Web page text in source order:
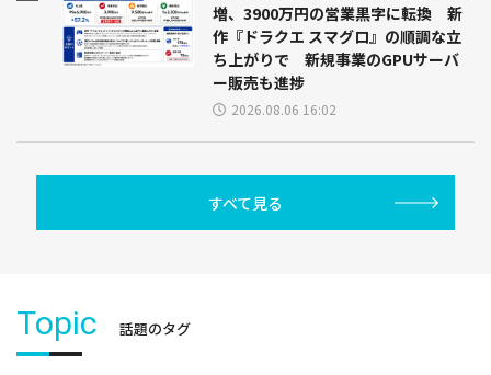
増、3900万円の営業黒字に転換 新
作『ドラクエ スマグロ』の順調な立
ち上がりで 新規事業のGPUサーバ
ー販売も進捗
2026.08.06 16:02
すべて見る
Topic 話題のタグ